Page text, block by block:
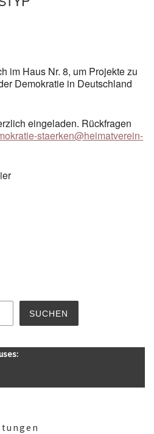
im Haus Nr. 8, um Projekte zu
Demokratie in Deutschland
eingeladen. Rückfragen
staerken@heimatverein-
SUCHEN